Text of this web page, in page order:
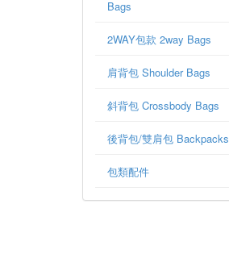
Bags
2WAY包款 2way Bags
肩背包 Shoulder Bags
斜背包 Crossbody Bags
後背包/雙肩包 Backpacks
包類配件